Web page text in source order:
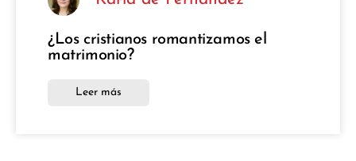
¿Los cristianos romantizamos el
matrimonio?
Leer más